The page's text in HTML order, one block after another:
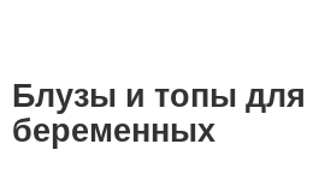
Блузы и топы для
беременных